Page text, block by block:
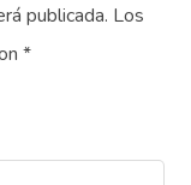
publicada. Los
*